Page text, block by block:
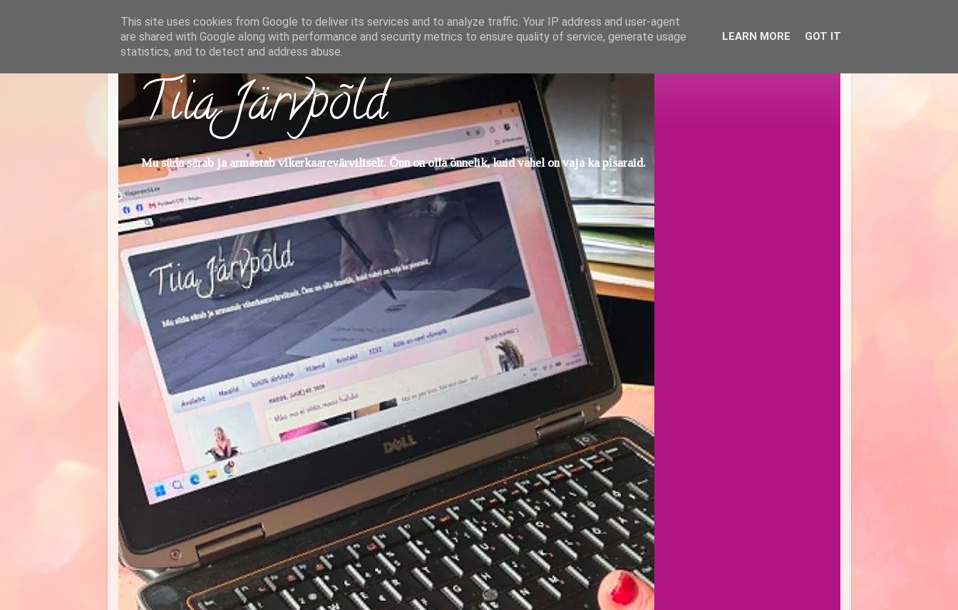
Tiia Järvpõld
Mu süda särab ja armastab vikerkaarevärviliselt. Õnn on olla õnnelik, kuid vahel on vaja ka pisaraid.
This site uses cookies from Google to deliver its services and to analyze traffic. Your IP address and user-agent
are shared with Google along with performance and security metrics to ensure quality of service, generate usage
statistics, and to detect and address abuse.
LEARN MORE GOT IT